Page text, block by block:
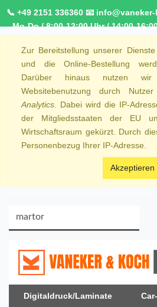
📞 +49 2151 336360 📧
Mo-Do / 8:00-12:00 Uhr / 14:00-
NRW 🚛 Kostenfreie Lieferung
Zur Bereitstellung unserer
und die Online-Bestellung
Darüber hinaus nutzen
Websitebenutzung durch
Analytics . Dabei wird die IP-
der Mitgliedsstaaten der EU
Wirtschaftsraum gekürzt. Durch
Personenbezug Ihrer IP-Adresse.
Akzeptieren
Digitaldruck/Laminate